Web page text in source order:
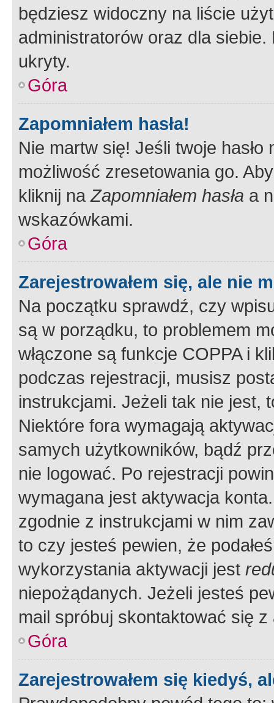
będziesz widoczny na liście
administratorów oraz dla
ukryty.
Góra
Zapomniałem hasła!
Nie martw się! Jeśli twoje
możliwość zresetowania go.
kliknij naZapomniałem hasła a
wskazówkami.
Góra
Zarejestrowałem się, ale nie
Na początku sprawdź, czy
są w porządku, to problemem
włączone są funkcje COPPA i
podczas rejestracji, musisz
instrukcjami. Jeżeli tak nie jest,
Niektóre fora wymagają
samych użytkowników, bądź
nie logować. Po rejestracji
wymagana jest aktywacja
zgodnie z instrukcjami w nim
to czy jesteś pewien, że
wykorzystania aktywacji jest
niepożądanych. Jeżeli jesteś
mail spróbuj skontaktować się
Góra
Zarejestrowałem się kiedyś,